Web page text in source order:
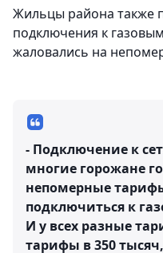
Жильцы района также
подключения к
жаловались на
- Подключение к
многие горожане
непомерные
подключиться к
И у всех разные
тарифы в 350